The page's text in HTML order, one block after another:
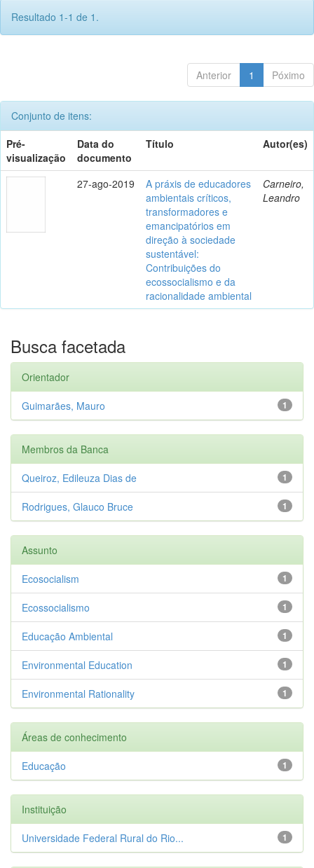
Resultado 1-1 de 1.
Anterior 1 Póximo
Conjunto de itens:
Pré-
visualização
Data do
documento
Título Autor(es)
27-ago-2019
A práxis de educadores
ambientais críticos,
transformadores e
emancipatórios em
direção à sociedade
sustentável:
Contribuições do
ecossocialismo e da
racionalidade ambiental
Carneiro,
Leandro
Busca facetada
Orientador
1
Guimarães, Mauro
Membros da Banca
1
Queiroz, Edileuza Dias de
1
Rodrigues, Glauco Bruce
Assunto
1
Ecosocialism
1
Ecossocialismo
1
Educação Ambiental
1
Environmental Education
1
Environmental Rationality
Áreas de conhecimento
1
Educação
Instituição
1
Universidade Federal Rural do Rio...